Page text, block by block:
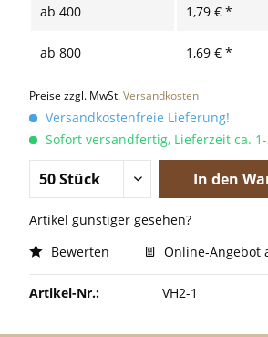
ab 400 1,79 € *
ab 800 1,69 € *
Preise zzgl. MwSt.Versandkosten
Versandkostenfreie Lieferung!
Sofort versandfertig, Lieferzeit ca.
In den
Artikel günstiger gesehen?
Bewerten
Online-Angebot
Artikel-Nr.: VH2-1